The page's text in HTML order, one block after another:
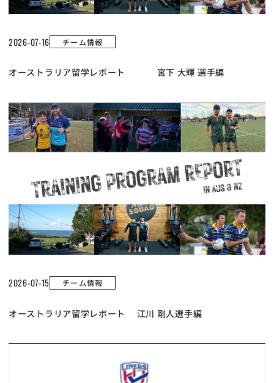
2026-07-16 チーム情報
オーストラリア留学レポート 宮下 大輝 選手編
2026-07-15 チーム情報
オーストラリア留学レポート 江川 剛人選手編